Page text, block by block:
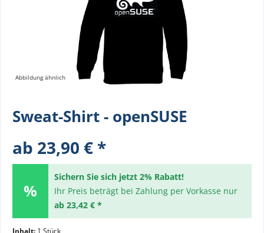
Abbildung ähnlich
Sweat-Shirt - openSUSE
ab 23,90 € *
Sichern Sie sich jetzt 2% Rabatt!
Ihr Preis beträgt bei Zahlung per Vorkasse nur
ab 23,42 € *
Inhalt: 1 Stück